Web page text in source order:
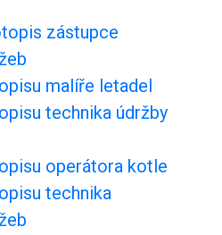
zástupce
malíře letadel
technika údržby
operátora kotle
technika